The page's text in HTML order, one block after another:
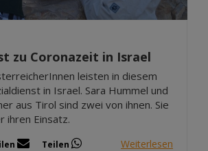
zu Coronazeit in Israel
leisten in diesem
in Israel. Sara Hummel und
aus Tirol sind zwei von ihnen. Sie
ihren Einsatz.
Teilen Weiterlesen